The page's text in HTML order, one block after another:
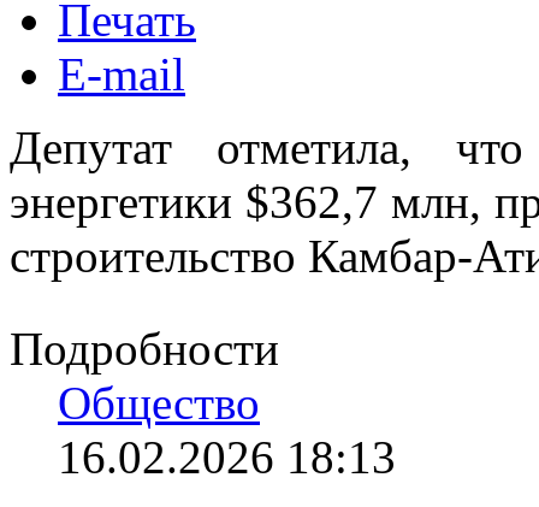
Печать
E-mail
Депутат отметила,
энергетики $362,7 млн,
строительство Камбар-
Подробности
Общество
16.02.2026 18:13